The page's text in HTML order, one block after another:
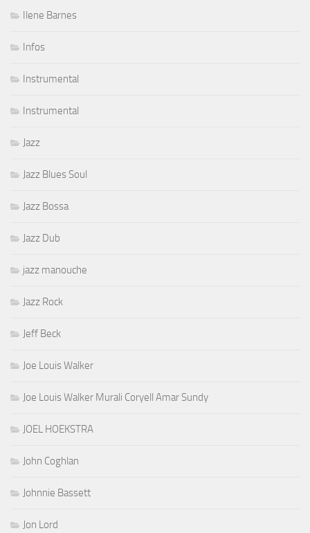
Ilene Barnes
Infos
Instrumental
Instrumental
Jazz
Jazz Blues Soul
Jazz Bossa
Jazz Dub
jazz manouche
Jazz Rock
Jeff Beck
Joe Louis Walker
Joe Louis Walker Murali Coryell Amar Sundy
JOEL HOEKSTRA
John Coghlan
Johnnie Bassett
Jon Lord